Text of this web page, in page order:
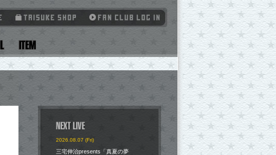
2026.08.07 (Fri)
三宅伸治presents「真夏の夢